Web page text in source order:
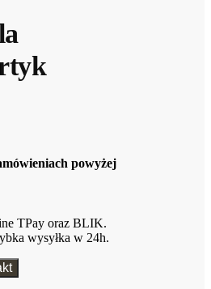
powyżej
TPay oraz BLIK.
wysyłka w 24h.